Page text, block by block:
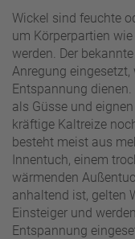
Wickel sind feuchte
um Körperpartien
werden. Der
Anregung
Entspannung
als Güsse und
kräftige Kaltreize
besteht meist aus
Innentuch, einem
wärmenden
anhaltend ist, gelten
Einsteiger und
Entspannung